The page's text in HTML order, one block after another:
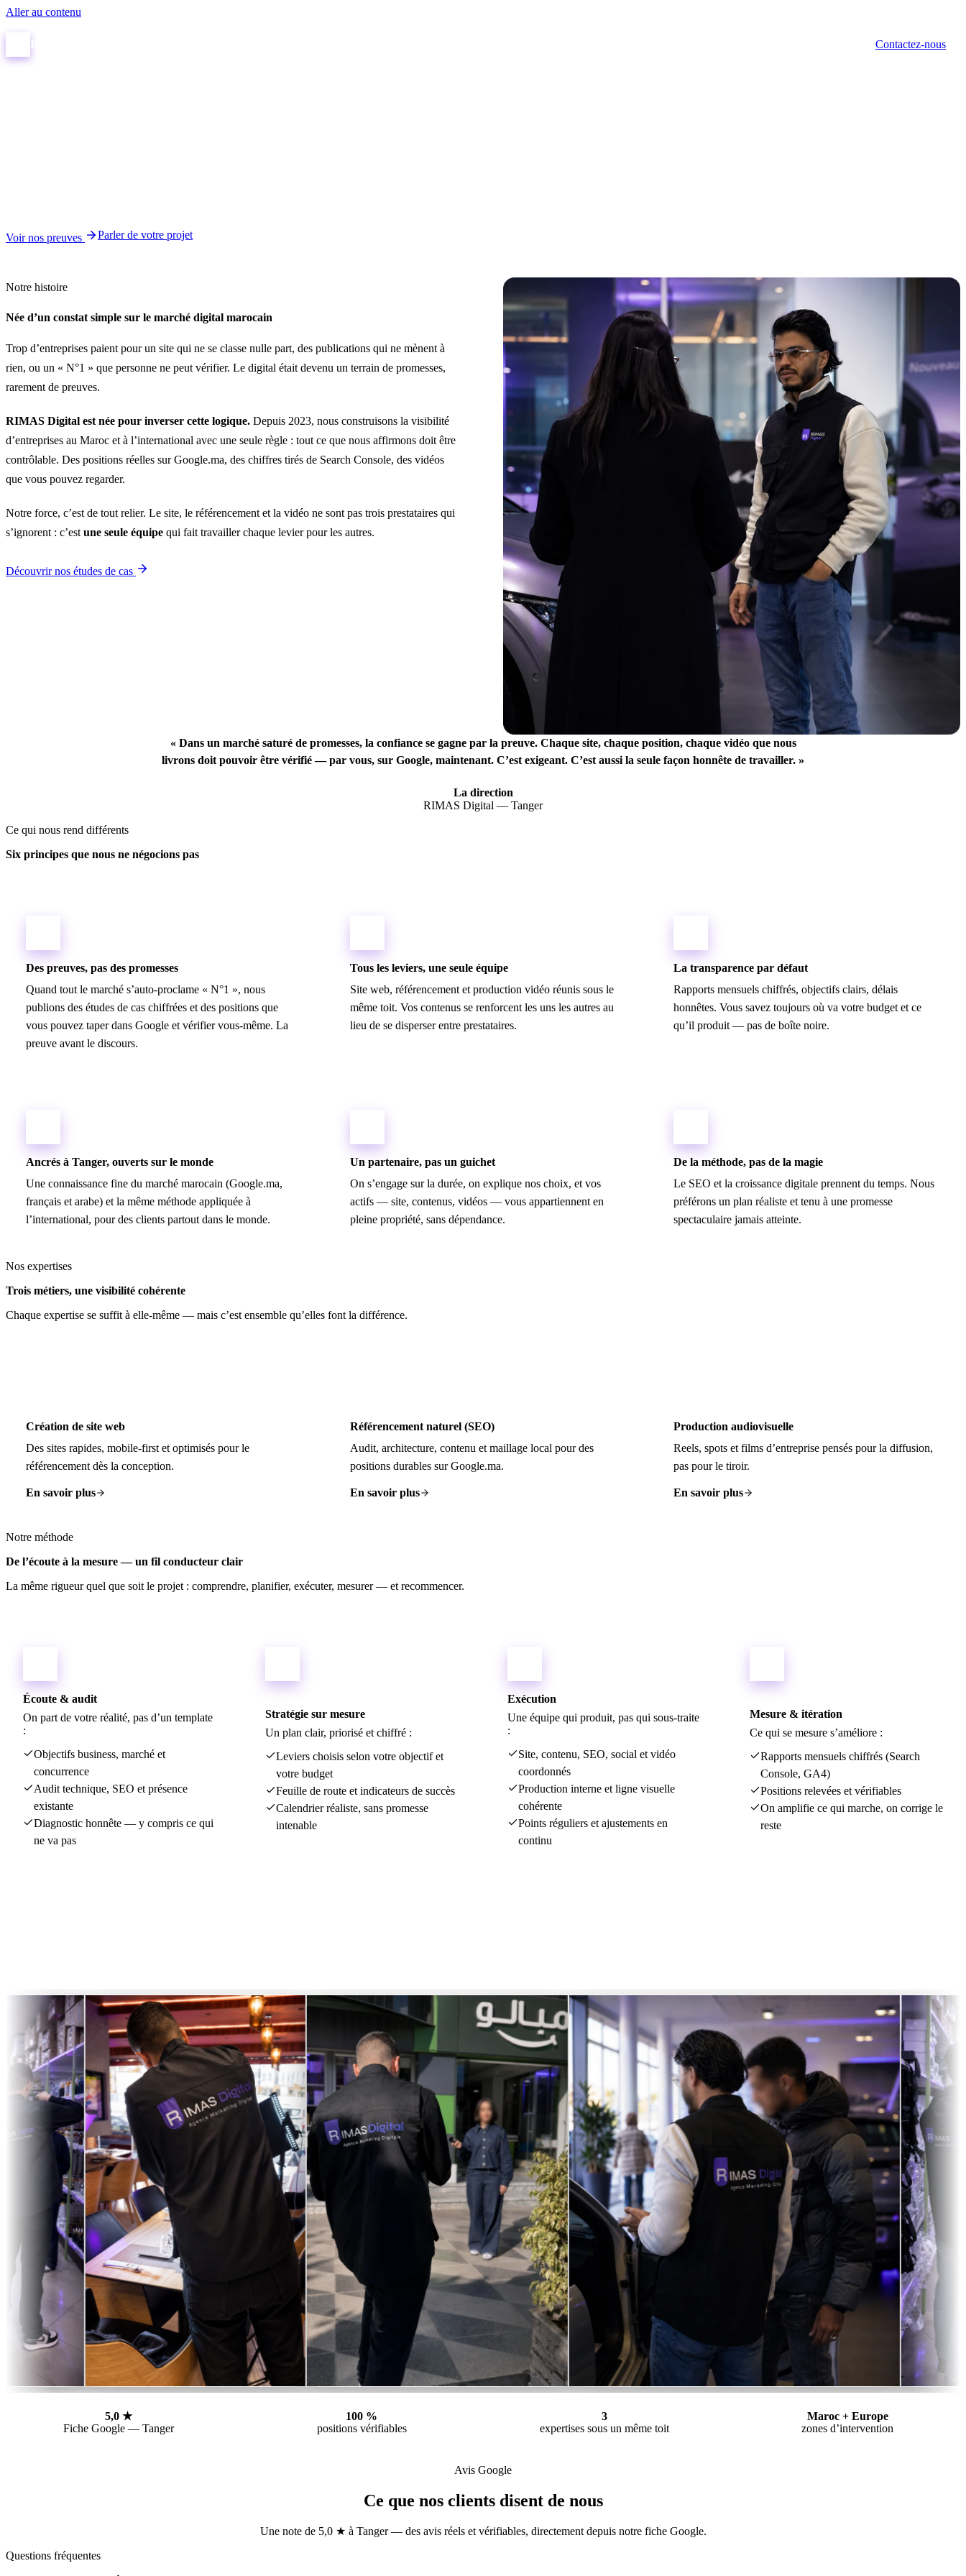
Aller au contenu
RIMAS Contactez-nous
Voir nos preuves Parler de votre projet
Notre histoire
Née d’un constat simple sur le marché digital marocain
Trop d’entreprises paient pour un site qui ne se classe nulle part, des publications qui ne mènent à
rien, ou un « N°1 » que personne ne peut vérifier. Le digital était devenu un terrain de promesses,
rarement de preuves.
RIMAS Digital est née pour inverser cette logique. Depuis 2023, nous construisons la visibilité
d’entreprises au Maroc et à l’international avec une seule règle : tout ce que nous affirmons doit être
contrôlable. Des positions réelles sur Google.ma, des chiffres tirés de Search Console, des vidéos
que vous pouvez regarder.
Notre force, c’est de tout relier. Le site, le référencement et la vidéo ne sont pas trois prestataires qui
s’ignorent : c’est une seule équipe qui fait travailler chaque levier pour les autres.
Découvrir nos études de cas
« Dans un marché saturé de promesses, la confiance se gagne par la preuve. Chaque site, chaque position, chaque vidéo que nous
livrons doit pouvoir être vérifié — par vous, sur Google, maintenant. C’est exigeant. C’est aussi la seule façon honnête de travailler. »
La direction
RIMAS Digital — Tanger
Ce qui nous rend différents
Six principes que nous ne négocions pas
Des preuves, pas des promesses
Quand tout le marché s’auto-proclame « N°1 », nous
publions des études de cas chiffrées et des positions que
vous pouvez taper dans Google et vérifier vous-même. La
preuve avant le discours.
Tous les leviers, une seule équipe
Site web, référencement et production vidéo réunis sous le
même toit. Vos contenus se renforcent les uns les autres au
lieu de se disperser entre prestataires.
La transparence par défaut
Rapports mensuels chiffrés, objectifs clairs, délais
honnêtes. Vous savez toujours où va votre budget et ce
qu’il produit — pas de boîte noire.
Ancrés à Tanger, ouverts sur le monde
Une connaissance fine du marché marocain (Google.ma,
français et arabe) et la même méthode appliquée à
l’international, pour des clients partout dans le monde.
Un partenaire, pas un guichet
On s’engage sur la durée, on explique nos choix, et vos
actifs — site, contenus, vidéos — vous appartiennent en
pleine propriété, sans dépendance.
De la méthode, pas de la magie
Le SEO et la croissance digitale prennent du temps. Nous
préférons un plan réaliste et tenu à une promesse
spectaculaire jamais atteinte.
Nos expertises
Trois métiers, une visibilité cohérente
Chaque expertise se suffit à elle-même — mais c’est ensemble qu’elles font la différence.
Création de site web
Des sites rapides, mobile-first et optimisés pour le
référencement dès la conception.
En savoir plus
Référencement naturel (SEO)
Audit, architecture, contenu et maillage local pour des
positions durables sur Google.ma.
En savoir plus
Production audiovisuelle
Reels, spots et films d’entreprise pensés pour la diffusion,
pas pour le tiroir.
En savoir plus
Notre méthode
De l’écoute à la mesure — un fil conducteur clair
La même rigueur quel que soit le projet : comprendre, planifier, exécuter, mesurer — et recommencer.
Écoute & audit
On part de votre réalité, pas d’un template
:
Objectifs business, marché et
concurrence
Audit technique, SEO et présence
existante
Diagnostic honnête — y compris ce qui
ne va pas
Stratégie sur mesure
Un plan clair, priorisé et chiffré :
Leviers choisis selon votre objectif et
votre budget
Feuille de route et indicateurs de succès
Calendrier réaliste, sans promesse
intenable
Exécution
Une équipe qui produit, pas qui sous-traite
:
Site, contenu, SEO, social et vidéo
coordonnés
Production interne et ligne visuelle
cohérente
Points réguliers et ajustements en
continu
Mesure & itération
Ce qui se mesure s’améliore :
Rapports mensuels chiffrés (Search
Console, GA4)
Positions relevées et vérifiables
On amplifie ce qui marche, on corrige le
reste
5,0 ★
Fiche Google — Tanger
100 %
positions vérifiables
3
expertises sous un même toit
Maroc + Europe
zones d’intervention
Avis Google
Ce que nos clients disent de nous
Une note de 5,0 ★ à Tanger — des avis réels et vérifiables, directement depuis notre fiche Google.
Questions fréquentes